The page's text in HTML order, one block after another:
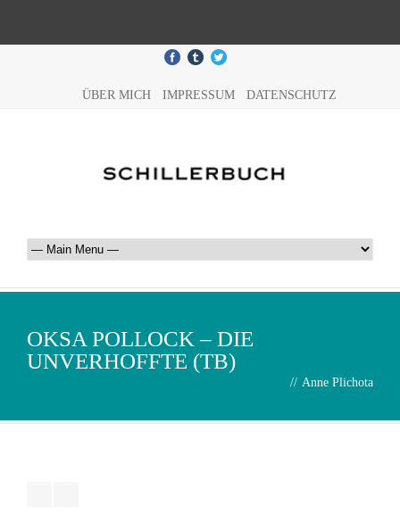
ÜBER MICH IMPRESSUM DATENSCHUTZ
OKSA POLLOCK – DIE
UNVERHOFFTE (TB)
// Anne Plichota